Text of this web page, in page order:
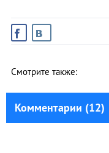
Смотрите также:
Комментарии (12)